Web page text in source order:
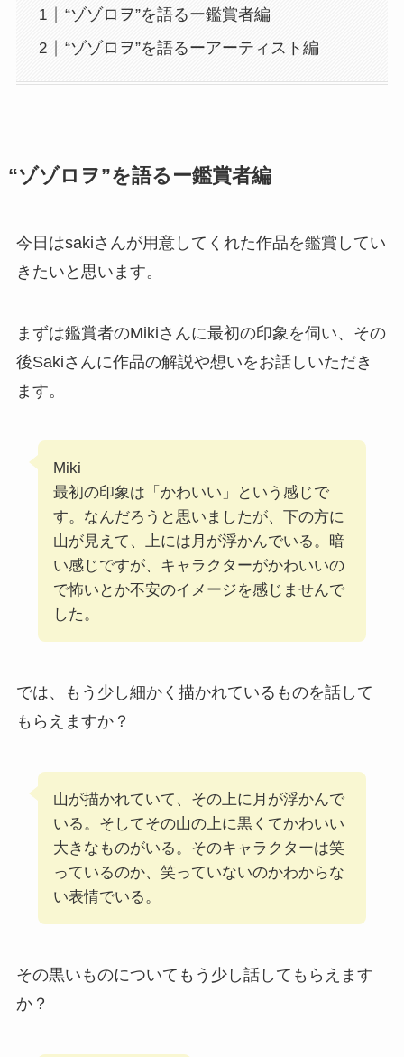
“ゾゾロヲ”を語るー鑑賞者編
“ゾゾロヲ”を語るーアーティスト編
“ゾゾロヲ”を語るー鑑賞者編
今日はsakiさんが用意してくれた作品を鑑賞してい
きたいと思います。
まずは鑑賞者のMikiさんに最初の印象を伺い、その
後Sakiさんに作品の解説や想いをお話しいただき
ます。
Miki
最初の印象は「かわいい」という感じで
す。なんだろうと思いましたが、下の方に
山が見えて、上には月が浮かんでいる。暗
い感じですが、キャラクターがかわいいの
で怖いとか不安のイメージを感じませんで
した。
では、もう少し細かく描かれているものを話して
もらえますか？
山が描かれていて、その上に月が浮かんで
いる。そしてその山の上に黒くてかわいい
大きなものがいる。そのキャラクターは笑
っているのか、笑っていないのかわからな
い表情でいる。
その黒いものについてもう少し話してもらえます
か？